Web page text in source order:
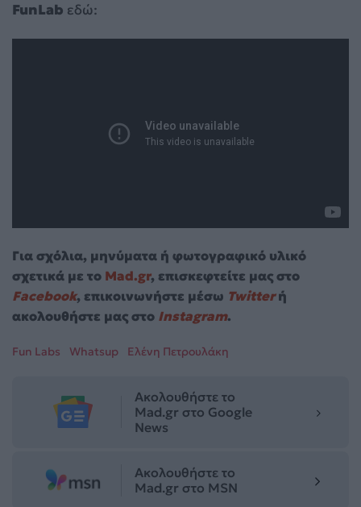
FunLab εδώ:
Για σχόλια, μηνύματα ή φωτογραφικό υλικό
σχετικά με το Mad.gr, επισκεφτείτε μας στο
Facebook, επικοινωνήστε μέσω Twitterή
ακολουθήστε μας στο Instagram.
Fun Labs Whatsup Ελένη Πετρουλάκη
Ακολουθήστε το
Mad.gr στο Google
News
Ακολουθήστε το
Mad.gr στο MSN